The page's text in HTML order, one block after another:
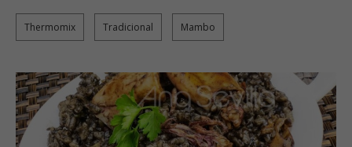
Thermomix Tradicional Mambo